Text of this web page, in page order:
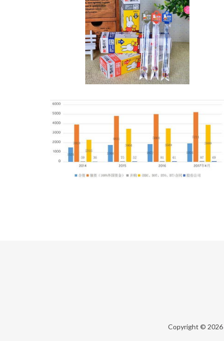
Copyright © 2026